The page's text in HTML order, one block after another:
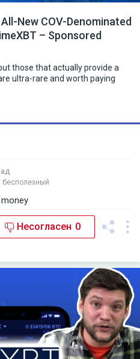
New COV-Denominated
– Sponsored
those that actually provide a
ultra-rare and worth paying
бесполезный
Несогласен 0